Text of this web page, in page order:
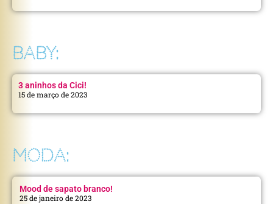
BABY:
3 aninhos da Cici!
15 de março de 2023
MODA:
Mood de sapato branco!
25 de janeiro de 2023